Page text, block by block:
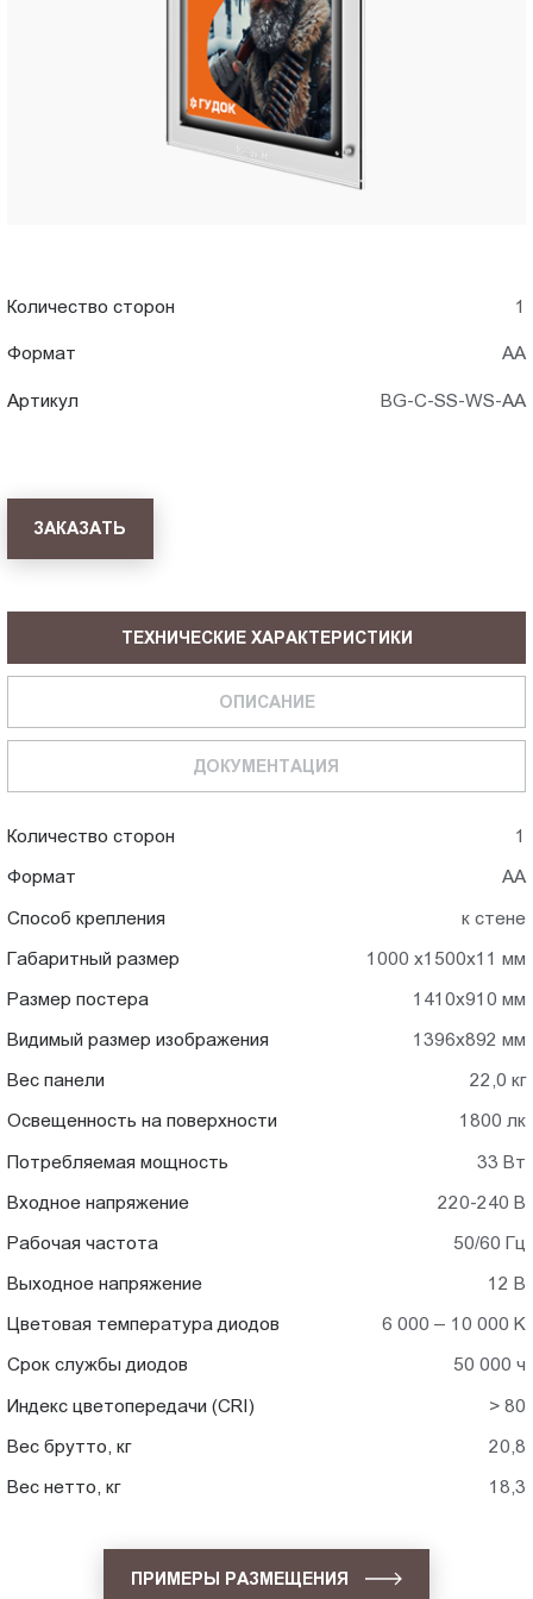
Хабаровск
Количество сторон 1
Формат АА
Артикул BG-C-SS-WS-AA
ЗАКАЗАТЬ
ТЕХНИЧЕСКИЕ ХАРАКТЕРИСТИКИ
ОПИСАНИЕ
ДОКУМЕНТАЦИЯ
Количество сторон 1
Формат АА
Способ крепления к стене
Габаритный размер 1000 х1500х11 мм
Размер постера 1410x910 мм
Видимый размер изображения 1396x892 мм
Вес панели 22,0 кг
Освещенность на поверхности 1800 лк
Потребляемая мощность 33 Вт
Входное напряжение 220-240 В
Рабочая частота 50/60 Гц
Выходное напряжение 12 В
Цветовая температура диодов 6 000 – 10 000 K
Срок службы диодов 50 000 ч
Индекс цветопередачи (CRI) > 80
Вес брутто, кг 20,8
Вес нетто, кг 18,3
ПРИМЕРЫ РАЗМЕЩЕНИЯ